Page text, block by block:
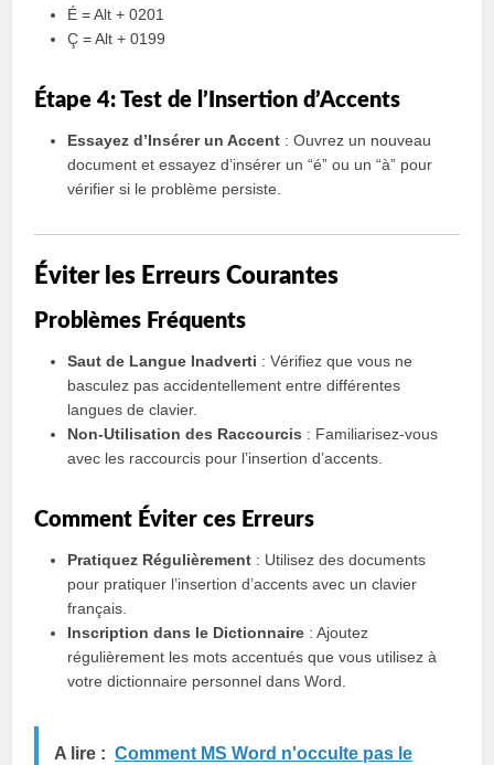
É = Alt + 0201
Ç = Alt + 0199
Étape 4: Test de l’Insertion d’Accents
Essayez d’Insérer un Accent : Ouvrez un nouveau
document et essayez d’insérer un “é” ou un “à” pour
vérifier si le problème persiste.
Éviter les Erreurs Courantes
Problèmes Fréquents
Saut de Langue Inadverti : Vérifiez que vous ne
basculez pas accidentellement entre différentes
langues de clavier.
Non-Utilisation des Raccourcis : Familiarisez-vous
avec les raccourcis pour l’insertion d’accents.
Comment Éviter ces Erreurs
Pratiquez Régulièrement : Utilisez des documents
pour pratiquer l’insertion d’accents avec un clavier
français.
Inscription dans le Dictionnaire : Ajoutez
régulièrement les mots accentués que vous utilisez à
votre dictionnaire personnel dans Word.
A lire : Comment MS Word n'occulte pas le